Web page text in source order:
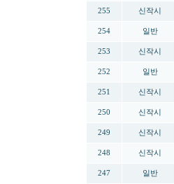
255 신작시
254 일반
253 신작시
252 일반
251 신작시
250 신작시
249 신작시
248 신작시
247 일반